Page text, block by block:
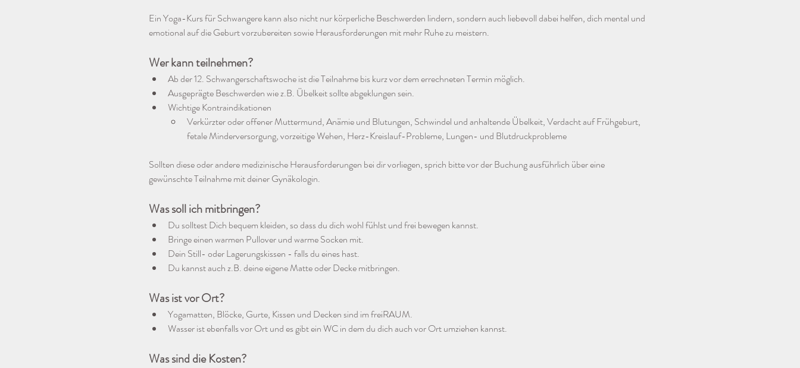
Ein Yoga-Kurs für Schwangere kann also nicht nur körperliche Beschwerden lindern, sondern auch liebevoll dabei helfen, dich mental und
emotional auf die Geburt vorzubereiten sowie Herausforderungen mit mehr Ruhe zu meistern.
Wer kann teilnehmen?
Ab der 12. Schwangerschaftswoche ist die Teilnahme bis kurz vor dem errechneten Termin möglich.
Ausgeprägte Beschwerden wie z.B. Übelkeit sollte abgeklungen sein.
Wichtige Kontraindikationen
Verkürzter oder offener Muttermund, Anämie und Blutungen, Schwindel und anhaltende Übelkeit, Verdacht auf Frühgeburt,
fetale Minderversorgung, vorzeitige Wehen, Herz-Kreislauf-Probleme, Lungen- und Blutdruckprobleme
Sollten diese oder andere medizinische Herausforderungen bei dir vorliegen, sprich bitte vor der Buchung ausführlich über eine
gewünschte Teilnahme mit deiner Gynäkologin.
Was soll ich mitbringen?
Du solltest Dich bequem kleiden, so dass du dich wohl fühlst und frei bewegen kannst.
Bringe einen warmen Pullover und warme Socken mit.
Dein Still- oder Lagerungskissen - falls du eines hast.
Du kannst auch z.B. deine eigene Matte oder Decke mitbringen.
Was ist vor Ort?
Yogamatten, Blöcke, Gurte, Kissen und Decken sind im freiRAUM.
Wasser ist ebenfalls vor Ort und es gibt ein WC in dem du dich auch vor Ort umziehen kannst.
Was sind die Kosten?